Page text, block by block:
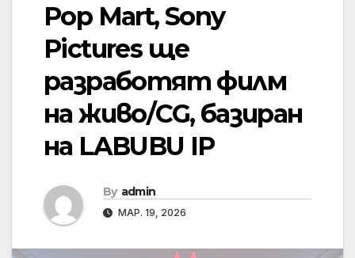
Pop Mart, Sony
Pictures ще
разработят филм
на живо/CG, базиран
на LABUBU IP
By admin
МАР. 19, 2026